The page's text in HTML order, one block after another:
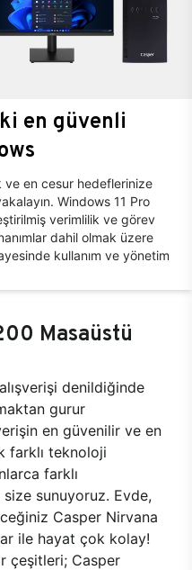
en güvenli
en cesur hedeflerinize
Windows 11 Pro
verimlilik ve görev
dahil olmak üzere
kullanım ve yönetim
Masaüstü
denildiğinde
gurur
en güvenilir ve en
farklı teknoloji
farklı
sunuyoruz. Evde,
Casper Nirvana
ile hayat çok kolay!
çeşitleri; Casper